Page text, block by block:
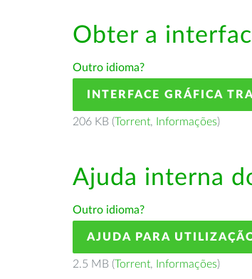
Obter a
Outro idioma?
INTERFACE GRÁFICA
206 KB (Torrent, Informações)
Ajuda interna
Outro idioma?
AJUDA PARA
2.5 MB (Torrent, Informações)